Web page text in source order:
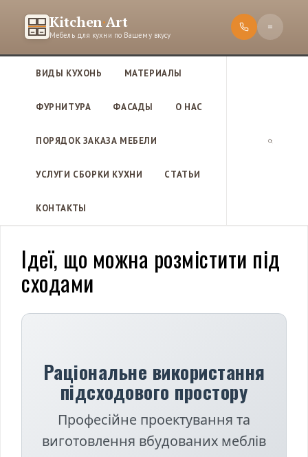
е
Kitchen·Art
Мебель для кухни по Вашему вкусу
ВИДЫ КУХОНЬ МАТЕРИАЛЫ
ФУРНИТУРА ФАСАДЫ О НАС
ПОРЯДОК ЗАКАЗА МЕБЕЛИ
УСЛУГИ СБОРКИ КУХНИ СТАТЬИ
КОНТАКТЫ
Ідеї, що можна розмістити під
сходами
Раціональне використання
підсходового простору
Професійне проектування та
виготовлення вбудованих меблів